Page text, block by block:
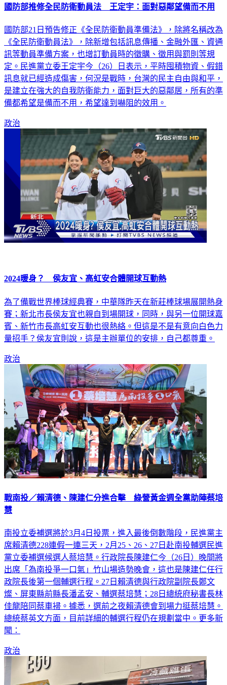
國防部推修全民防衛動員法 王定宇：面對惡鄰望備而不用
國防部21日預告修正《全民防衛動員準備法》，除將名稱改為
《全民防衛動員法》，除新增包括訊息傳播、金融外匯、資通
訊等動員準備方案，也增訂動員時的徵購、徵用與罰則等規
定。民進黨立委王定宇今（26）日表示，平時囤積物資、假錯
訊息就已經造成傷害，何況是戰時，台灣的民主自由與和平，
是建立在強大的自我防衛能力，面對巨大的惡鄰居，所有的準
備都希望是備而不用，希望達到嚇阻的效用。
政治
2024暖身？ 侯友宜、高虹安合體開球互動熱
為了備戰世界棒球經典賽，中華隊昨天在新莊棒球場展開熱身
賽；新北市長侯友宜也親自到場開球，同時，與另一位開球嘉
賓、新竹市長高虹安互動也很熱絡。但這是不是有意向白色力
量招手？侯友宜則說，這是主辦單位的安排，自己都尊重。
政治
戰南投／賴清德、陳建仁分進合擊 綠營黃金週全黨助陣蔡培
慧
南投立委補選將於3月4日投票，進入最後倒數階段，民進黨主
席賴清德228連假一連三天，2月25、26、27日赴南投輔選民進
黨立委補選候選人蔡培慧。行政院長陳建仁今（26日）晚間將
出席「為南投爭一口氣」竹山場造勢晚會，這也是陳建仁任行
政院長後第一個輔選行程。27日賴清德與行政院副院長鄭文
燦、屏東縣前縣長潘孟安、輔選蔡培慧；28日總統府秘書長林
佳龍陪同蔡車掃。據悉，選前之夜賴清德會到場力挺蔡培慧。
總統蔡英文方面，目前詳細的輔選行程仍在規劃當中。更多新
聞：
政治